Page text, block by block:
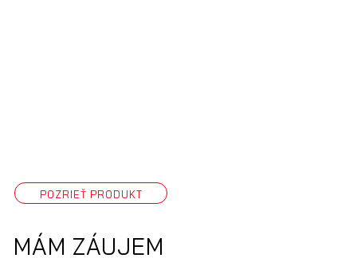
POZRIEŤ PRODUKT
MÁM ZÁUJEM